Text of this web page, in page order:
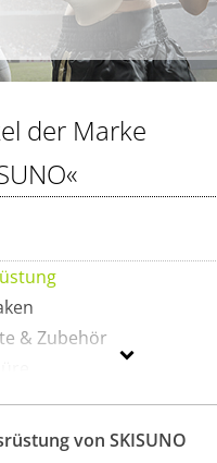
der Marke
& Zubehör
von SKISUNO